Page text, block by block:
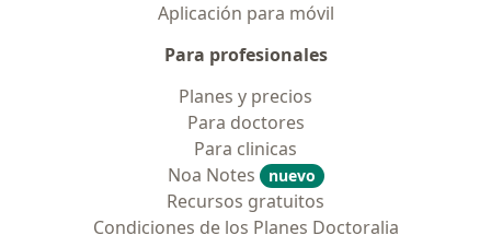
Aplicación para móvil
Para profesionales
Planes y precios
Para doctores
Para clinicas
Noa Notes
nuevo
Recursos gratuitos
Condiciones de los Planes Doctoralia